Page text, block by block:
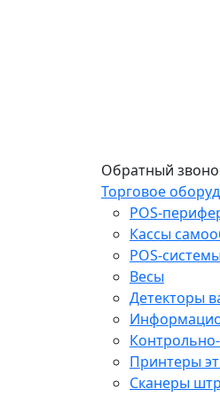
Обратный
Торговое
POS-
Кассы
POS-
Весы
Детекторы
Принтеры
Сканеры